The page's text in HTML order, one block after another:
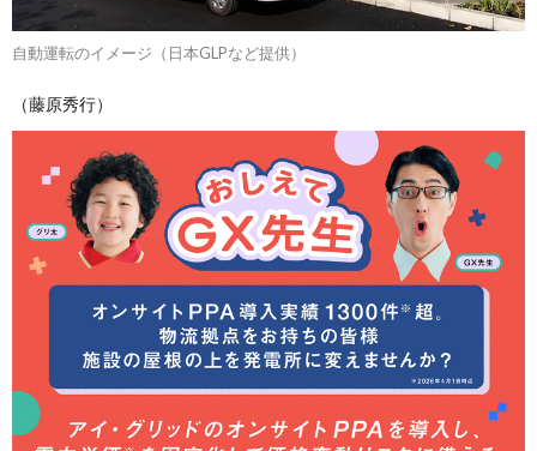
自動運転のイメージ（日本GLPなど提供）
（藤原秀行）